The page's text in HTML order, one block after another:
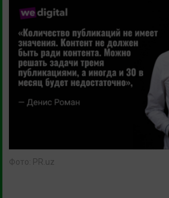
Фото: PR.uz